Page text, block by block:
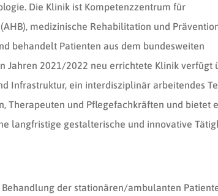
Die Klinik ist Kompetenzzentrum für
medizinische Rehabilitation und
behandelt Patienten aus dem bundesweiten
Jahren 2021/2022 neu errichtete Klinik verfügt
Infrastruktur, ein interdisziplinär arbeitendes
Therapeuten und Pflegefachkräften und bietet
langfristige gestalterische und innovative
der stationären/ambulanten